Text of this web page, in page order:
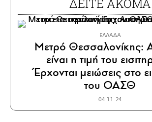
ΔΕΙΤΕ ΑΚΟΜΑ
ΕΛΛΑΔΑ
Μετρό Θεσσαλονίκης:
είναι η τιμή του
Έρχονται μειώσεις στο
του ΟΑΣΘ
04.11.24